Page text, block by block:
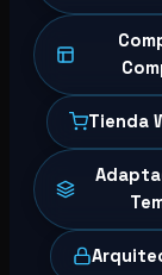
Tienda